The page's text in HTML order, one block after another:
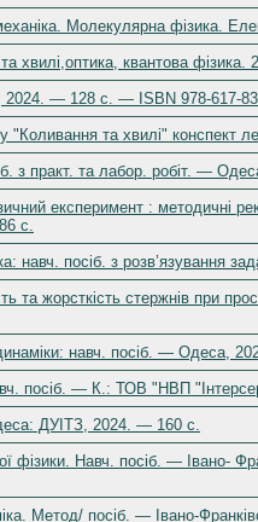
Молекулярна фізика.
хвилі,оптика, квантова фізика.
2024. — 128 с. — ISBN 978-617-
"Коливання та хвилі"
з практ. та лабор. робіт. —
експеримент : методичні
с.
навч. посіб. з розв’язування
та жорсткість стержнів при
навч. посіб. — Одеса,
посіб. — К.: ТОВ "НВП
ДУІТЗ, 2024. — 160 с.
фізики. Навч. посіб. — Івано-
Метод/ посіб. — Івано-